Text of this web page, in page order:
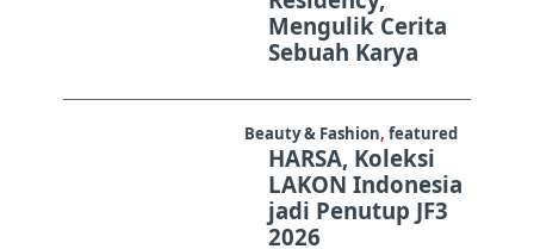
Mengulik Cerita
Sebuah Karya
Beauty & Fashion, featured
HARSA, Koleksi
LAKON Indonesia
jadi Penutup JF3
2026